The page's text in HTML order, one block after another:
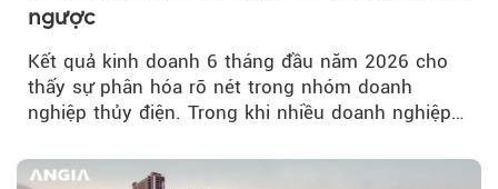
ngược
Kết quả kinh doanh 6 tháng đầu năm 2026 cho
thấy sự phân hóa rõ nét trong nhóm doanh
nghiệp thủy điện. Trong khi nhiều doanh nghiệp